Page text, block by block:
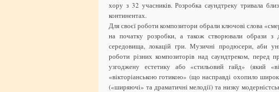
хору з 32 учасників. Розробка саундтреку тривала
континентах.
Для своєї роботи композитори обрали ключові слова
на початку розробки, а також створювали образи з
середовища, локацій гри. Музичні продюсери, аби
роботи різних композиторів над саундтреком, перед
узгоджену естетику або «стильовий гайд» (який
«вікторіанською готикою» (що насправді охопило
(«ширяючі» та драматичні мелодії) та низку